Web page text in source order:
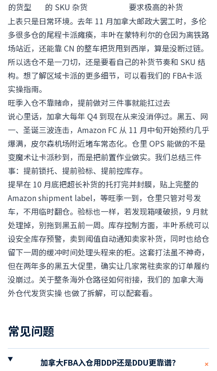
的货型
的 SKU 杂货
要求极高的补货
上表只是日常环境。去年 11 月加拿大邮政大罢工时，多伦
多很多仓的尾程卡派瘫痪，丰叶在蒙特利尔的仓因为离铁路
场站近，还能靠 CN 的整车把货甩到西岸，算是没断过链。
所以选仓不是一刀切，还是要看自己的补货节奏和 SKU 结
构。想了解区域卡派的更多细节，可以看我们的 FBA卡派
实操指南。
旺季入仓不靠赌命，提前做对三件事就能扛过去
说心里话，加拿大每年 Q4 到现在从来没消停过。黑五、网
一、圣诞三波连击，Amazon FC 从 11 月中旬开始预约几乎
爆满，皮尔森机场附近堵车常态化。仓里 OPS 能做的不是
变魔术让卡派秒到，而是把前置作业做实。我们总结三件
事：提前锁托、提前验标、提前控库存。
提早在 10 月底把超长补货的托打完并封膜，贴上完整的
Amazon shipment label，等旺季一到，仓里只管对号发
车，不用临时翻仓。验标也一样，若发现箱唛破损，9 月就
处理掉，别拖到黑五前一周。库存控制方面，丰叶系统可以
设安全库存预警，卖到阈值自动通知卖家补货，同时也给仓
留下一周的缓冲时间处理头程来的柜。这套打法虽不神奇，
但在两年多的黑五大促里，确实让几家常驻卖家的订单履约
没崩过。关于整条海外仓路径如何衔接，我们的 加拿大海
外仓代发货实操也做了拆解，可以配套看。
常见问题
加拿大FBA入仓用DDP还是DDU更靠谱？ +